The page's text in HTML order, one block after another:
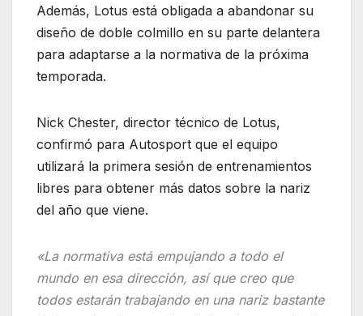
Además, Lotus está obligada a abandonar su
diseño de doble colmillo en su parte delantera
para adaptarse a la normativa de la próxima
temporada.
Nick Chester, director técnico de Lotus,
confirmó para Autosport que el equipo
utilizará la primera sesión de entrenamientos
libres para obtener más datos sobre la nariz
del año que viene.
«La normativa está empujando a todo el
mundo en esa dirección, así que creo que
todos estarán trabajando en una nariz bastante